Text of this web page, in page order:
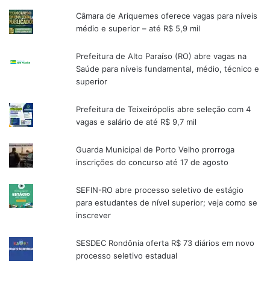
Câmara de Ariquemes oferece vagas para níveis
médio e superior – até R$ 5,9 mil
Prefeitura de Alto Paraíso (RO) abre vagas na
Saúde para níveis fundamental, médio, técnico e
superior
Prefeitura de Teixeirópolis abre seleção com 4
vagas e salário de até R$ 9,7 mil
Guarda Municipal de Porto Velho prorroga
inscrições do concurso até 17 de agosto
SEFIN-RO abre processo seletivo de estágio
para estudantes de nível superior; veja como se
inscrever
SESDEC Rondônia oferta R$ 73 diários em novo
processo seletivo estadual